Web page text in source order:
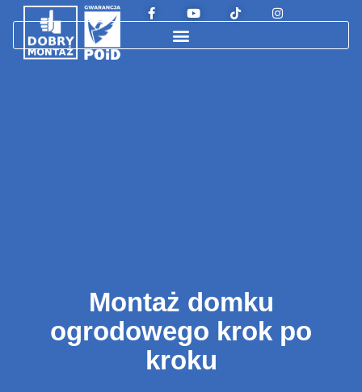
Montaż domku
ogrodowego krok po
kroku